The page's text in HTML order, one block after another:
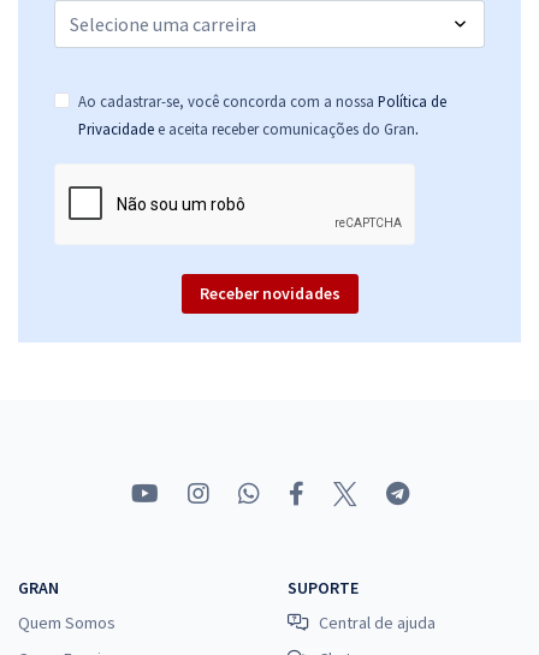
Ao cadastrar-se, você concorda com a nossa Política de
Privacidade e aceita receber comunicações do Gran.
Receber novidades
GRAN
Quem Somos
SUPORTE
Central de ajuda